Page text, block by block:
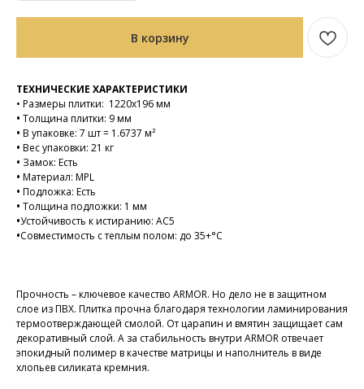
В корзину
ТЕХНИЧЕСКИЕ ХАРАКТЕРИСТИКИ
• Размеры плитки: 1220х196 мм
• Толщина плитки: 9 мм
• В упаковке: 7 шт = 1.6737 м²
• Вес упаковки: 21 кг
• Замок: Есть
• Материал: MPL
• Подложка: Есть
• Толщина подложки: 1 мм
•Устойчивость к истиранию: AC5
•Совместимость с теплым полом: до 35+°C
Прочность – ключевое качество ARMOR. Но дело не в защитном
слое из ПВХ. Плитка прочна благодаря технологии ламинирования
термоотверждающей смолой. От царапин и вмятин защищает сам
декоративный слой. А за стабильность внутри ARMOR отвечает
эпокидный полимер в качестве матрицы и наполнитель в виде
хлопьев силиката кремния.